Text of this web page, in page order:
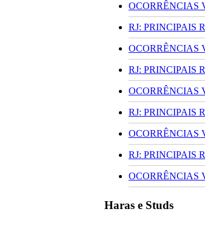
OCORRÊNCIAS
RJ: PRINCIPAIS
OCORRÊNCIAS
RJ: PRINCIPAIS
OCORRÊNCIAS
RJ: PRINCIPAIS
OCORRÊNCIAS
RJ: PRINCIPAIS
OCORRÊNCIAS
Haras e Studs